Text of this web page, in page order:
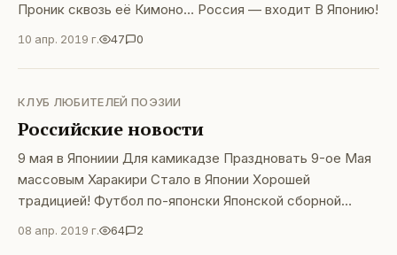
Проник сквозь её Кимоно… Россия — входит В Японию!
10 апр. 2019 г. 47 0
КЛУБ ЛЮБИТЕЛЕЙ ПОЭЗИИ
Российские новости
9 мая в Япониии Для камикадзе Праздновать 9-ое Мая
массовым Харакири Стало в Японии Хорошей
традицией! Футбол по-японски Японской сборной
Забили гол. Двенадцать Трупов на поле.&lt;/span
08 апр. 2019 г. 64 2